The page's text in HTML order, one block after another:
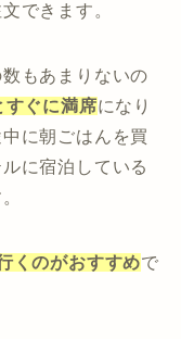
できます。
もあまりないの
すぐに満席になり
に朝ごはんを買
に宿泊している
くのがおすすめで